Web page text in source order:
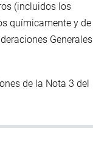
(incluidos los
químicamente y de
Generales
de la Nota 3 del